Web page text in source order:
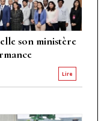
son ministère
Lire